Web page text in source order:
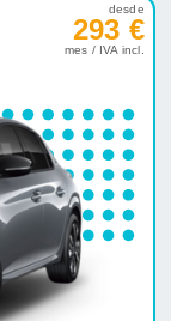
desde
293 €
mes / IVA incl.